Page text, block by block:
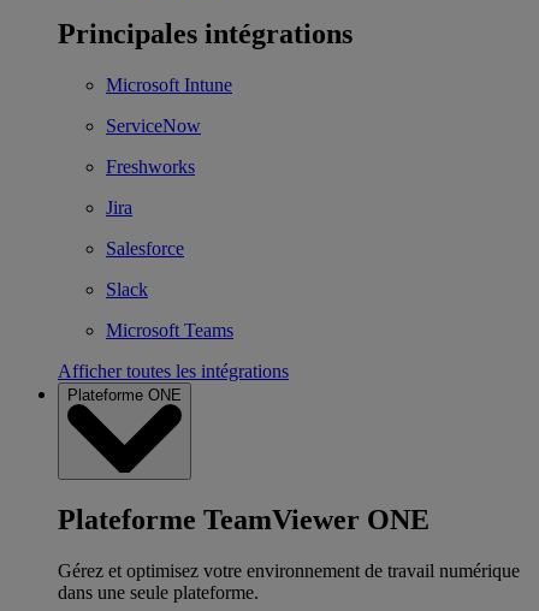
Principales intégrations
Microsoft Intune
ServiceNow
Freshworks
Jira
Salesforce
Slack
Microsoft Teams
Afficher toutes les intégrations
Plateforme ONE
Plateforme TeamViewer ONE
Gérez et optimisez votre environnement de travail numérique
dans une seule plateforme.